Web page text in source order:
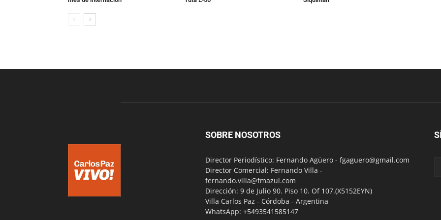
SOBRE NOSOTROS
Director Periodístico: Fernando Agüero - fgaguero@gmail.com
Director Comercial: Fernando Villa -
fernando.villa@fmazul.com
Dirección: 9 de Julio 90. Piso 10. Of 107.(X5152EYN)
Villa Carlos Paz - Córdoba - Argentina
WhatsApp: +5493541585147